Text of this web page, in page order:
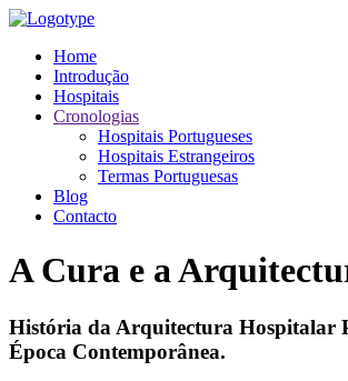
Home
Introdução
Hospitais
Cronologias
Hospitais Portugueses
Hospitais Estrangeiros
Termas Portuguesas
Blog
Contacto
A Cura e a
História da Arquitectura Hospitalar
Época Contemporânea.